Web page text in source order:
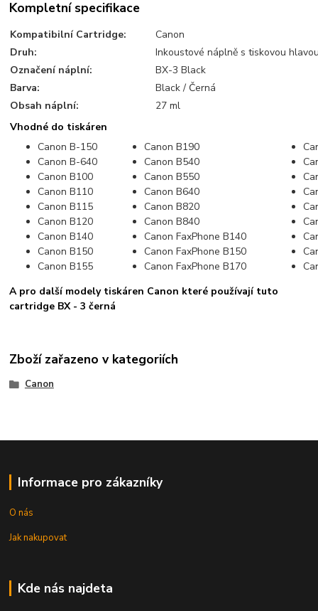
Kompletní specifikace
Kompatibilní Cartridge:
Canon
Druh:
Inkoustové náplně s tiskovou
Označení náplní:
BX-3 Black
Barva:
Black / Černá
Obsah náplní:
27 ml
Vhodné do tiskáren
Canon B-150
Canon B-640
Canon B100
Canon B110
Canon B115
Canon B120
Canon B140
Canon B150
Canon B155
Canon B190
Canon B540
Canon B550
Canon B640
Canon B820
Canon B840
Canon FaxPhone B140
Canon FaxPhone B150
Canon FaxPhone B170
A pro další modely tiskáren Canon které používají tuto
cartridge BX - 3 černá
Zboží zařazeno v kategoriích
Canon
Informace pro zákazníky
O nás
Jak nakupovat
Kde nás najdeta